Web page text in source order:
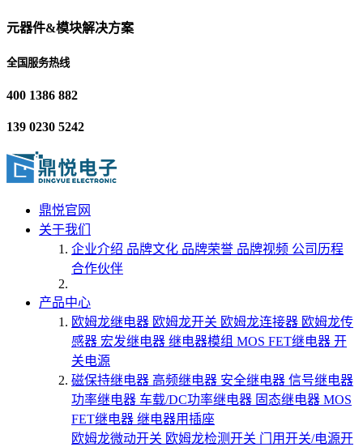
元器件&模块解决方案
全国服务热线
400 1386 882
139 0230 5242
鼎悦官网
关于我们
企业介绍 品牌文化 品牌荣誉 品牌视频 公司历程
合作伙伴
产品中心
欧姆龙继电器 欧姆龙开关 欧姆龙连接器 欧姆龙传
感器 宏发继电器 继电器模组 MOS FET继电器 开
关电源
磁保持继电器 高频继电器 安全继电器 信号继电器
功率继电器 车载/DC功率继电器 固态继电器 MOS
FET继电器 继电器用插座
欧姆龙微动开关 欧姆龙检测开关 门用开关/电源开